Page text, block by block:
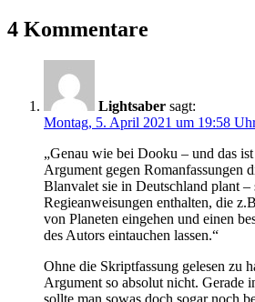
4 Kommentare
Lightsaber sagt:
Montag, 5. April 2021 um 19:58
„Genau wie bei Dooku – und das
Argument gegen Romanfassungen
Blanvalet sie in Deutschland plant
Regieanweisungen enthalten, die
von Planeten eingehen und einen
des Autors eintauchen lassen.“
Ohne die Skriptfassung gelesen zu
Argument so absolut nicht. Gerade
sollte man sowas doch sogar noch